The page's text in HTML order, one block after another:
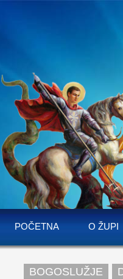
POČETNA O ŽUPI
BOGOSLUŽJE